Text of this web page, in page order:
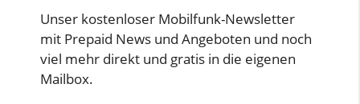
Unser kostenloser Mobilfunk-Newsletter
mit Prepaid News und Angeboten und noch
viel mehr direkt und gratis in die eigenen
Mailbox.